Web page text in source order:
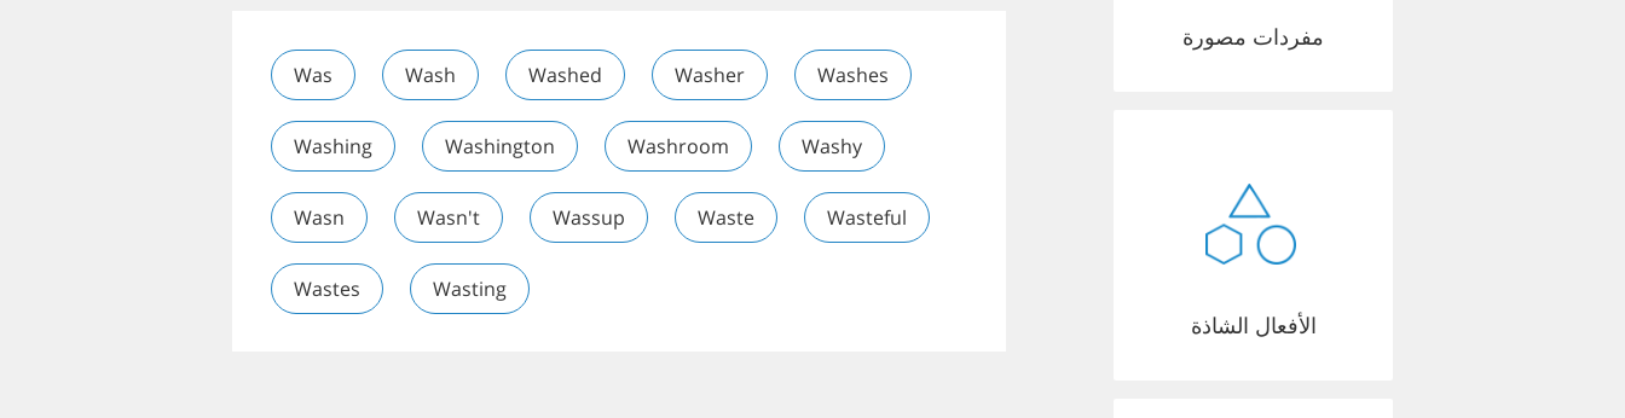
Was Wash Washed Washer Washes
Washing Washington Washroom Washy
Wasn Wasn't Wassup Waste Wasteful
Wastes Wasting
مفردات مصورة
الأفعال الشاذة